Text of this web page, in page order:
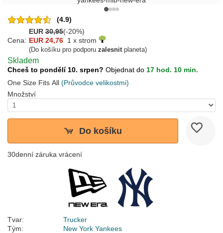
(4.9)
EUR 30,95(-20%)
Cena: EUR 24,76 1 x strom
(Do košíku pro podporu zalesnitplaneta)
Skladem
Chceš to pondělí 10. srpen? Objednat do 17 hod. 10 min.
One Size Fits All (Průvodce velikostmi)
Množství
Do košíku
30denní záruka vrácení
Tvar:
Trucker
Tým:
New York Yankees